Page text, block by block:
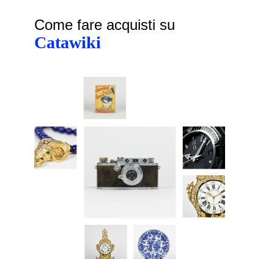
Come fare acquisti su
Catawiki